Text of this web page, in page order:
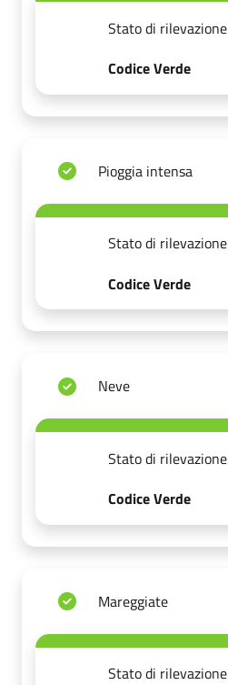
Stato di rilevazione
Codice Verde
Pioggia intensa
Stato di rilevazione
Codice Verde
Neve
Stato di rilevazione
Codice Verde
Mareggiate
Stato di rilevazione